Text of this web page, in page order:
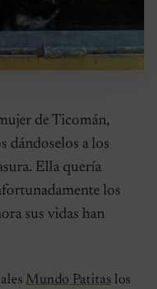
de Ticomán,
dándoselos a los
Ella quería
los
sus vidas han
Mundo Patitas los